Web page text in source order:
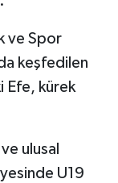
ve Spor
keşfedilen
Efe, kürek
ulusal
U19